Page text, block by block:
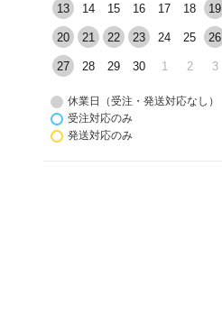
13 14 15 16 17 18 19
20 21 22 23 24 25 26
27 28 29 30 1 2 3
休業日（受注・発送対応なし）
受注対応のみ
発送対応のみ